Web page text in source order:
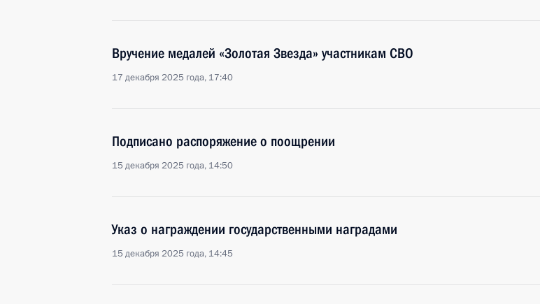
Вручение медалей «Золотая Звезда» участникам СВО
17 декабря 2025 года, 17:40
Подписано распоряжение о поощрении
15 декабря 2025 года, 14:50
Указ о награждении государственными наградами
15 декабря 2025 года, 14:45